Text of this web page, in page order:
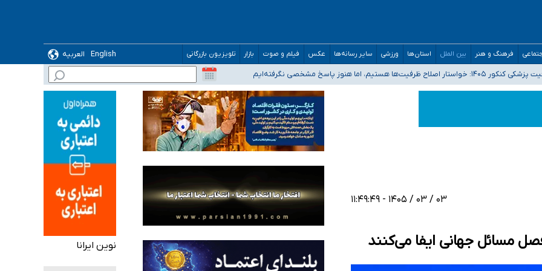
فرهنگ و هنر بین الملل استان‌ها ورزشی سایر رسانه‌ها عکس فیلم و صوت بازار تلویزیون بازرگانی English
العربیه
اما هنوز پاسخ مشخصی نگرفته‌ایم
عملیات و دکترای تخصصی جغرافیای نظامی دافوس آجا
۰۳ / ۰۳ / ۱۴۰۵ - ۱۱:۴۹:۴۹
مسائل جهانی ایفا می‌کنند نوین ایرانا